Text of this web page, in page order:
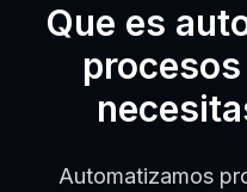
Que es
procesos
Automatizamos